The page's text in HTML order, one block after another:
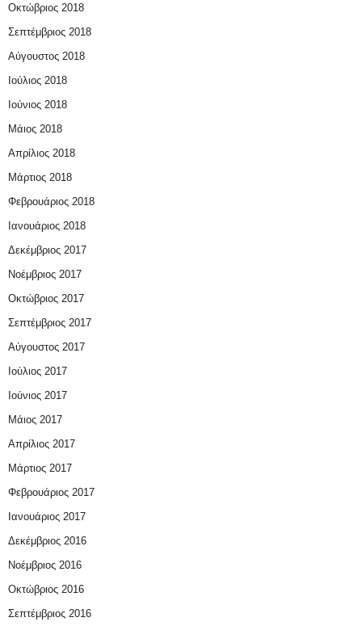
Οκτώβριος 2018
Σεπτέμβριος 2018
Αύγουστος 2018
Ιούλιος 2018
Ιούνιος 2018
Μάιος 2018
Απρίλιος 2018
Μάρτιος 2018
Φεβρουάριος 2018
Ιανουάριος 2018
Δεκέμβριος 2017
Νοέμβριος 2017
Οκτώβριος 2017
Σεπτέμβριος 2017
Αύγουστος 2017
Ιούλιος 2017
Ιούνιος 2017
Μάιος 2017
Απρίλιος 2017
Μάρτιος 2017
Φεβρουάριος 2017
Ιανουάριος 2017
Δεκέμβριος 2016
Νοέμβριος 2016
Οκτώβριος 2016
Σεπτέμβριος 2016